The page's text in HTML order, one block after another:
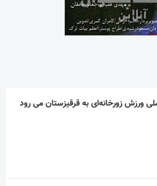
ورزش زورخانه‌ای به قرقیزستان می رود